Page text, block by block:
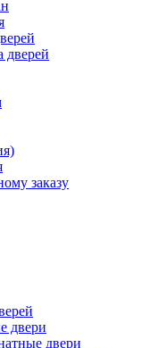
дверей
заказу
двери
двери